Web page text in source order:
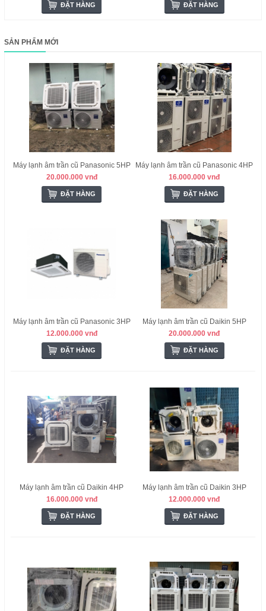
ĐẶT HÀNG ĐẶT HÀNG
SẢN PHẨM MỚI
Máy lạnh âm trần cũ Panasonic 5HP
20.000.000 vnđ
ĐẶT HÀNG
Máy lạnh âm trần cũ Panasonic 4HP
16.000.000 vnđ
ĐẶT HÀNG
Máy lạnh âm trần cũ Panasonic 3HP
12.000.000 vnđ
ĐẶT HÀNG
Máy lạnh âm trần cũ Daikin 5HP
20.000.000 vnđ
ĐẶT HÀNG
Máy lạnh âm trần cũ Daikin 4HP
16.000.000 vnđ
ĐẶT HÀNG
Máy lạnh âm trần cũ Daikin 3HP
12.000.000 vnđ
ĐẶT HÀNG